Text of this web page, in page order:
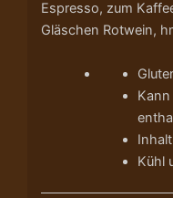
Espresso, zum
Gläschen Rotwein,
Kühl